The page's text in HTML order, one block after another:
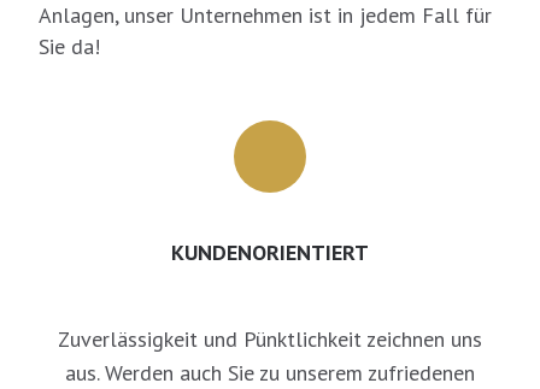
Anlagen, unser Unternehmen ist in jedem Fall für
Sie da!
KUNDENORIENTIERT
Zuverlässigkeit und Pünktlichkeit zeichnen uns
aus. Werden auch Sie zu unserem zufriedenen